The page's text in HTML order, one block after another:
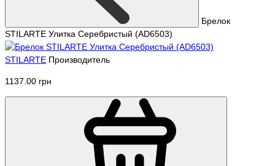
Брелок
STILARTE Улитка Серебристый (AD6503)
STILARTE Производитель
1137.00 грн